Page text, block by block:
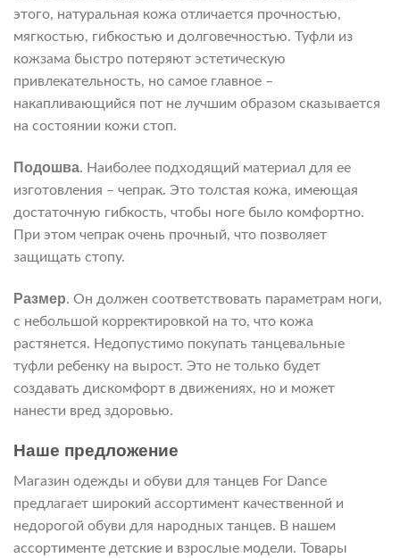
этого, натуральная кожа отличается прочностью,
мягкостью, гибкостью и долговечностью. Туфли из
кожзама быстро потеряют эстетическую
привлекательность, но самое главное –
накапливающийся пот не лучшим образом сказывается
на состоянии кожи стоп.
Подошва. Наиболее подходящий материал для ее
изготовления – чепрак. Это толстая кожа, имеющая
достаточную гибкость, чтобы ноге было комфортно.
При этом чепрак очень прочный, что позволяет
защищать стопу.
Размер. Он должен соответствовать параметрам ноги,
с небольшой корректировкой на то, что кожа
растянется. Недопустимо покупать танцевальные
туфли ребенку на вырост. Это не только будет
создавать дискомфорт в движениях, но и может
нанести вред здоровью.
Наше предложение
Магазин одежды и обуви для танцев For Dance
предлагает широкий ассортимент качественной и
недорогой обуви для народных танцев. В нашем
ассортименте детские и взрослые модели. Товары